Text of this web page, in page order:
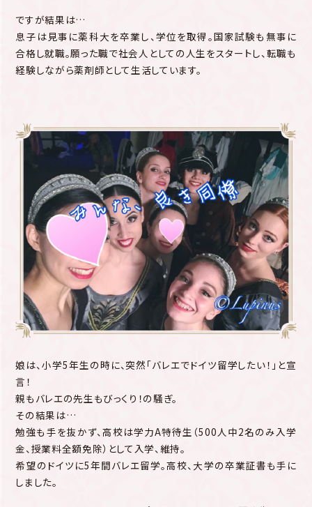
ですが結果は…
息子は見事に薬科大を卒業し、学位を取得。国家試験も無事に
合格し就職。願った職で社会人としての人生をスタートし、転職も
経験しながら薬剤師として生活しています。
娘は、小学5年生の時に、突然「バレエでドイツ留学したい！」と宣
言！
親もバレエの先生もびっくり！の騒ぎ。
その結果は…
勉強も手を抜かず、高校は学力A特待生（500人中2名のみ入学
金、授業料全額免除）として入学、維持。
希望のドイツに5年間バレエ留学。高校、大学の卒業証書も手に
しました。